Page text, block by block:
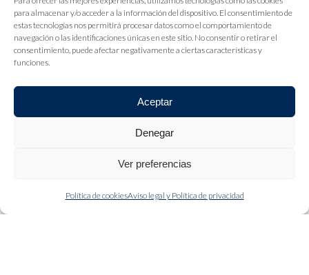
para almacenar y/o acceder a la información del dispositivo. El consentimiento de
estas tecnologías nos permitirá procesar datos como el comportamiento de
navegación o las identificaciones únicas en este sitio. No consentir o retirar el
consentimiento, puede afectar negativamente a ciertas características y
funciones.
Aceptar
Denegar
Ver preferencias
Política de cookiesAviso legal y Política de privacidad